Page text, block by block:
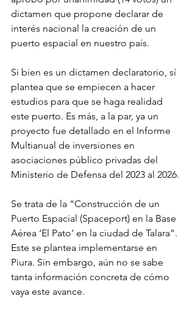
dictamen que propone declarar de
interés nacional la creación de un
puerto espacial en nuestro país.
Si bien es un dictamen declaratorio, sí
plantea que se empiecen a hacer
estudios para que se haga realidad
este puerto. Es más, a la par, ya un
proyecto fue detallado en el Informe
Multianual de inversiones en
asociaciones público privadas del
Ministerio de Defensa del 2023 al 2026.
Se trata de la “Construcción de un
Puerto Espacial (Spaceport) en la Base
Aérea ‘El Pato’ en la ciudad de Talara”.
Este se plantea implementarse en
Piura. Sin embargo, aún no se sabe
tanta información concreta de cómo
vaya este avance.